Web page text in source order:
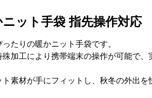
ット手袋 指先操作対応
たりの暖かニット手袋です。
加工により携帯端末の操作が可能で、
ト素材が手にフィットし、秋冬の外出を